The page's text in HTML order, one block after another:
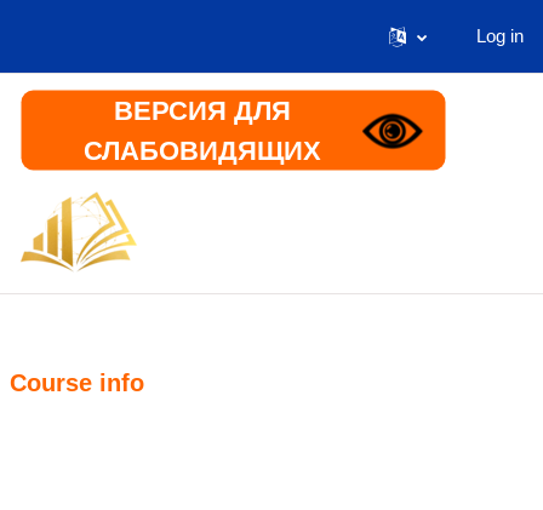
ВЕРСИЯ ДЛЯ
СЛАБОВИДЯЩИХ
Log in
Course info